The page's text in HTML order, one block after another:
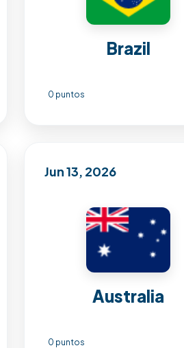
Brazil
0 puntos
Jun 13, 2026
Australia
0 puntos